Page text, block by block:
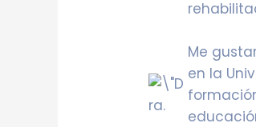
Me
en la